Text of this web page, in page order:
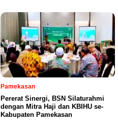
Pamekasan
Pererat Sinergi, BSN Silaturahmi
dengan Mitra Haji dan KBIHU se-
Kabupaten Pamekasan